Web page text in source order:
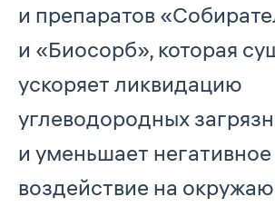
и препаратов
и «Биосорб», которая
ускоряет ликвидацию
углеводородных
и уменьшает негативное
воздействие на